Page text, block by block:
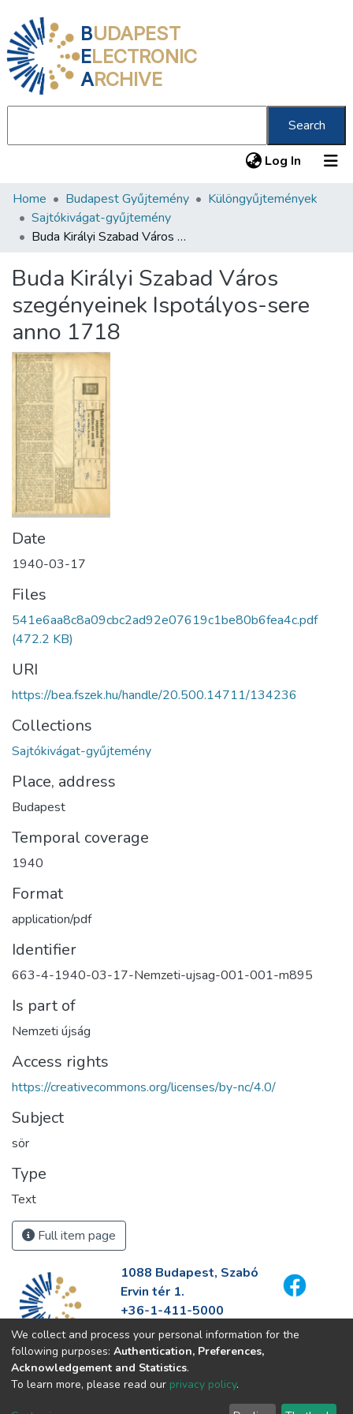
BUDAPEST
ELECTRONIC
ARCHIVE
Search
Log In (current)
Communities & Collections
All of DSpace
About us
Home Budapest Gyűjtemény
Különgyűjtemények
Sajtókivágat-gyűjtemény
Buda Királyi Szabad Város szegényeinek Ispotályos-sere anno 1718
Buda Királyi Szabad Város
szegényeinek Ispotályos-sere
anno 1718
Date
1940-03-17
Files
541e6aa8c8a09cbc2ad92e07619c1be80b6fea4c.pdf
(472.2 KB)
URI
https://bea.fszek.hu/handle/20.500.14711/134236
Collections
Sajtókivágat-gyűjtemény
Place, address
Budapest
Temporal coverage
1940
Format
application/pdf
Identifier
663-4-1940-03-17-Nemzeti-ujsag-001-001-m895
Is part of
Nemzeti újság
Access rights
https://creativecommons.org/licenses/by-nc/4.0/
Subject
sör
Type
Text
Full item page
1088 Budapest, Szabó
Ervin tér 1.
+36-1-411-5000
info@fszek.hu
https://fszek.hu
We collect and process your personal information for the
following purposes: Authentication, Preferences,
Acknowledgement and Statistics.
To learn more, please read our privacy policy.